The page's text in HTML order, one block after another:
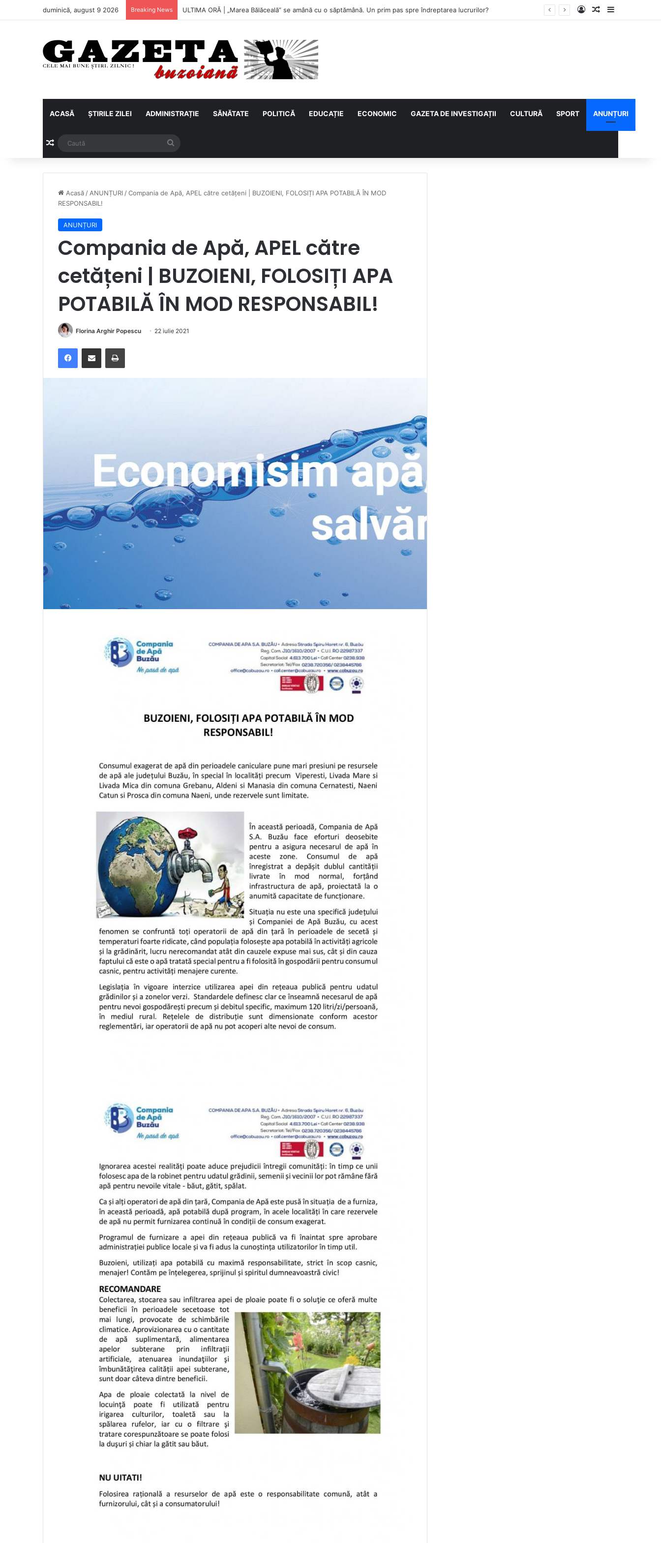
duminică, august 9 2026 Breaking News Metalul Buzău, primul meci acasă în noul sezon de Liga 2. Obiectiv clar înaintea duelului cu CS Afumați Log InArticol aleatoriu
Sidebar
ACASĂ ȘTIRILE ZILEI ADMINISTRAȚIE SĂNĂTATE POLITICĂ EDUCAȚIE ECONOMIC GAZETA DE INVESTIGAȚII CULTURĂ SPORT ANUNȚURI
Articol aleatoriu
Acasă / ANUNȚURI /Compania de Apă, APEL către cetățeni | BUZOIENI, FOLOSIȚI APA POTABILĂ ÎN MOD
RESPONSABIL!
ANUNȚURI
Compania de Apă, APEL către
cetățeni | BUZOIENI, FOLOSIȚI APA
POTABILĂ ÎN MOD RESPONSABIL!
Florina Arghir Popescu 22 iulie 2021
FacebookDistribuie prin e-mail Imprimare